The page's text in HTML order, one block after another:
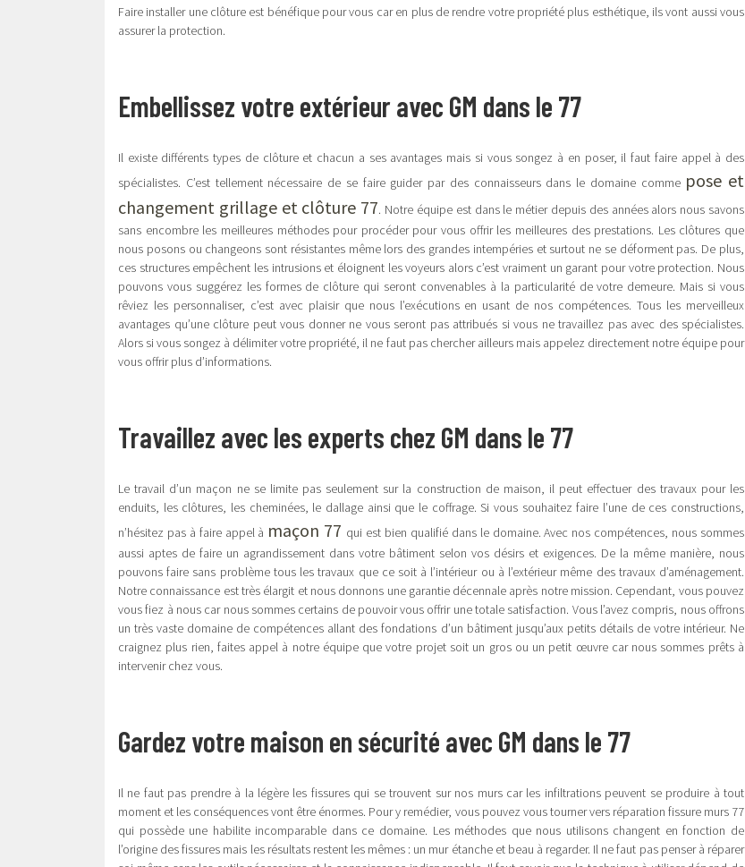
Faire installer une clôture est bénéfique pour vous car en plus de rendre votre propriété plus esthétique, ils vont aussi vous
assurer la protection.
Embellissez votre extérieur avec GM dans le 77
Il existe différents types de clôture et chacun a ses avantages mais si vous songez à en poser, il faut faire appel à des
spécialistes. C’est tellement nécessaire de se faire guider par des connaisseurs dans le domaine comme pose et
changement grillage et clôture 77. Notre équipe est dans le métier depuis des années alors nous savons
sans encombre les meilleures méthodes pour procéder pour vous offrir les meilleures des prestations. Les clôtures que
nous posons ou changeons sont résistantes même lors des grandes intempéries et surtout ne se déforment pas. De plus,
ces structures empêchent les intrusions et éloignent les voyeurs alors c’est vraiment un garant pour votre protection. Nous
pouvons vous suggérez les formes de clôture qui seront convenables à la particularité de votre demeure. Mais si vous
rêviez les personnaliser, c’est avec plaisir que nous l’exécutions en usant de nos compétences. Tous les merveilleux
avantages qu’une clôture peut vous donner ne vous seront pas attribués si vous ne travaillez pas avec des spécialistes.
Alors si vous songez à délimiter votre propriété, il ne faut pas chercher ailleurs mais appelez directement notre équipe pour
vous offrir plus d’informations.
Travaillez avec les experts chez GM dans le 77
Le travail d’un maçon ne se limite pas seulement sur la construction de maison, il peut effectuer des travaux pour les
enduits, les clôtures, les cheminées, le dallage ainsi que le coffrage. Si vous souhaitez faire l’une de ces constructions,
n’hésitez pas à faire appel à maçon 77 qui est bien qualifié dans le domaine. Avec nos compétences, nous sommes
aussi aptes de faire un agrandissement dans votre bâtiment selon vos désirs et exigences. De la même manière, nous
pouvons faire sans problème tous les travaux que ce soit à l’intérieur ou à l’extérieur même des travaux d’aménagement.
Notre connaissance est très élargit et nous donnons une garantie décennale après notre mission. Cependant, vous pouvez
vous fiez à nous car nous sommes certains de pouvoir vous offrir une totale satisfaction. Vous l’avez compris, nous offrons
un très vaste domaine de compétences allant des fondations d’un bâtiment jusqu’aux petits détails de votre intérieur. Ne
craignez plus rien, faites appel à notre équipe que votre projet soit un gros ou un petit œuvre car nous sommes prêts à
intervenir chez vous.
Gardez votre maison en sécurité avec GM dans le 77
Il ne faut pas prendre à la légère les fissures qui se trouvent sur nos murs car les infiltrations peuvent se produire à tout
moment et les conséquences vont être énormes. Pour y remédier, vous pouvez vous tourner vers réparation fissure murs 77
qui possède une habilite incomparable dans ce domaine. Les méthodes que nous utilisons changent en fonction de
l’origine des fissures mais les résultats restent les mêmes : un mur étanche et beau à regarder. Il ne faut pas penser à réparer